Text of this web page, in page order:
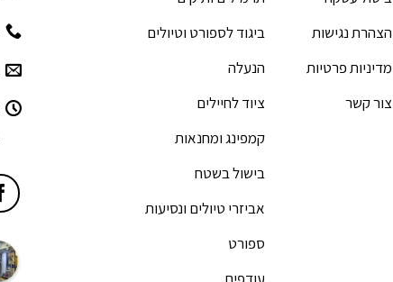
הצהרת נגישות
מדיניות פרטיות
צור קשר
ביגוד לספורט וטיולים
הנעלה
ציוד לחיילים
קמפינג ומחנאות
בישול בשטח
אביזרי טיולים ונסיעות
ספורט